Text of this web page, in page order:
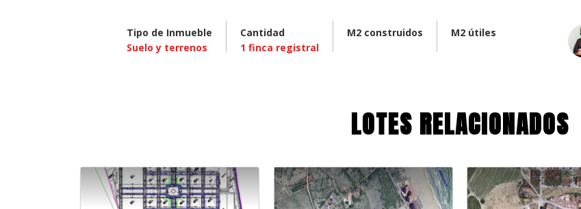
Tipo de Inmueble
Suelo y terrenos
Cantidad
1 finca registral
M2 construidos M2 útiles
LOTES RELACIONADOS